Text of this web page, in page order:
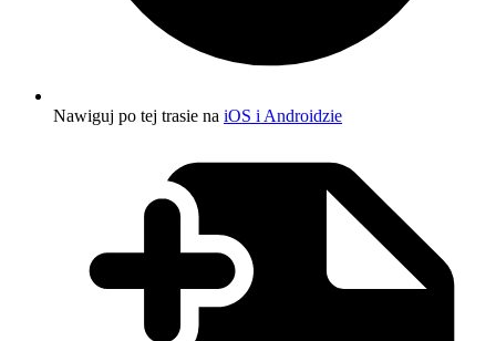
Nawiguj po tej trasie na iOS i Androidzie